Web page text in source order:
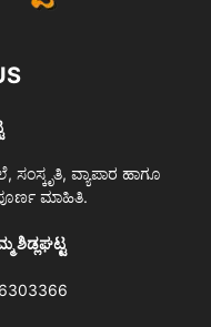
ಸಂಸ್ಕೃತಿ, ವ್ಯಾಪಾರ ಹಾಗೂ
ಮಾಹಿತಿ.
ಶಿಡ್ಲಘಟ್ಟ